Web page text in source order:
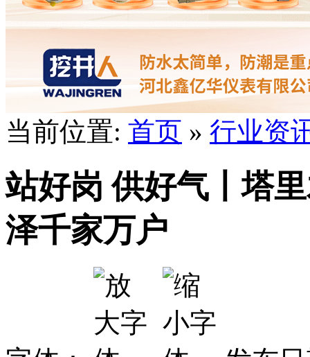
当前位置: 首页 » 行业资
站好岗 供好气丨塔
泽千家万户